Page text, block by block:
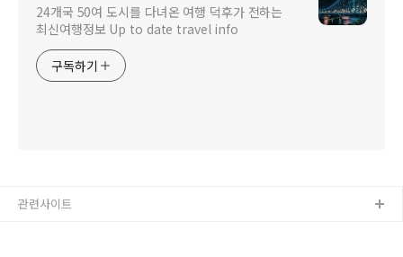
24개국 50여 도시를 다녀온 여행 덕후가 전하는
최신여행정보 Up to date travel info
구독하기
관련사이트